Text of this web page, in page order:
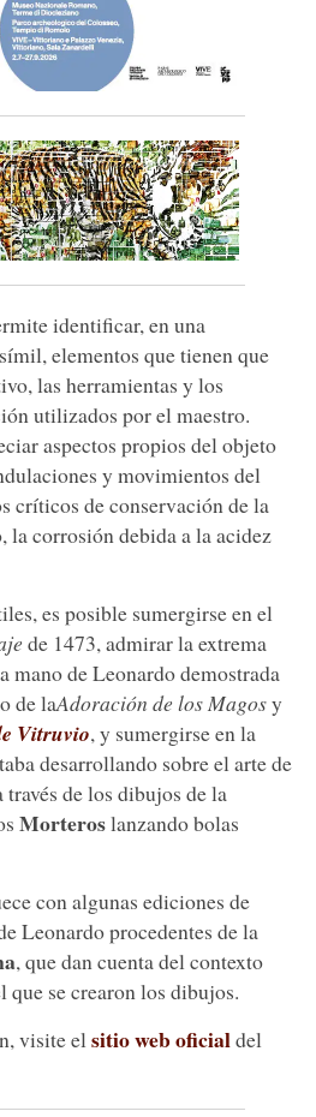
identificar, en una
elementos que tienen que
las herramientas y los
utilizados por el maestro.
aspectos propios del objeto
y movimientos del
críticos de conservación de la
la corrosión debida a la acidez
es posible sumergirse en el
de 1473, admirar la extrema
mano de Leonardo demostrada
de laAdoración de los Magosy
Vitruvio, y sumergirse en la
desarrollando sobre el arte de
de los dibujos de la
Morteroslanzando bolas
con algunas ediciones de
Leonardo procedentes de la
, que dan cuenta del contexto
se crearon los dibujos.
visite el sitio web oficialdel